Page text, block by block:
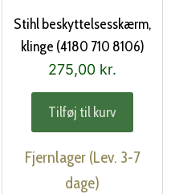
Stihl beskyttelsesskærm,
klinge (4180 710 8106)
275,00 kr.
Tilføj til kurv
Fjernlager (Lev. 3-7
dage)